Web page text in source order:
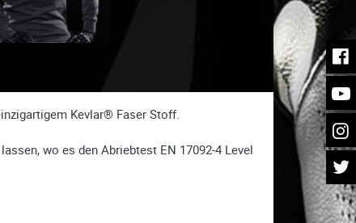
Kevlar® Faser Stoff.
wo es den Abriebtest EN 17092-4 Level